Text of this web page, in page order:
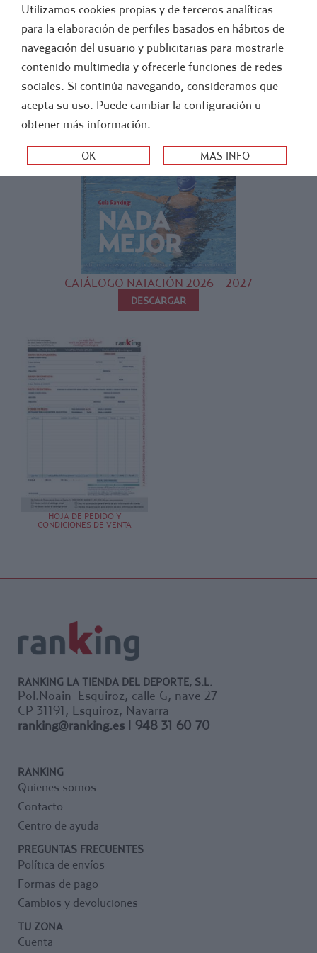
CATÁLOGO NATACIÓN 2026 - 2027
DESCARGAR
HOJA DE PEDIDO Y
CONDICIONES DE VENTA
RANKING LA TIENDA DEL DEPORTE, S.L.
Pol.Noain-Esquiroz, calle G, nave 27
CP 31191, Esquiroz, Navarra
ranking@ranking.es | 948 31 60 70
RANKING
Quienes somos
Contacto
Centro de ayuda
PREGUNTAS FRECUENTES
Política de envíos
Formas de pago
Cambios y devoluciones
TU ZONA
Cuenta
Utilizamos cookies propias y de terceros analíticas
para la elaboración de perfiles basados en hábitos de
navegación del usuario y publicitarias para mostrarle
contenido multimedia y ofrecerle funciones de redes
sociales. Si continúa navegando, consideramos que
acepta su uso. Puede cambiar la configuración u
obtener más información.